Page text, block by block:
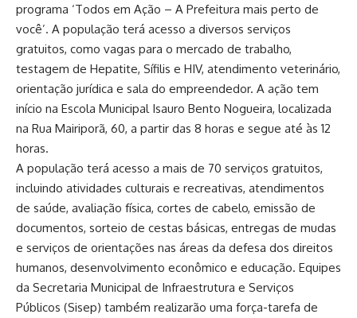
programa ‘Todos em Ação – A Prefeitura mais perto de
você’. A população terá acesso a diversos serviços
gratuitos, como vagas para o mercado de trabalho,
testagem de Hepatite, Sífilis e HIV, atendimento veterinário,
orientação jurídica e sala do empreendedor. A ação tem
início na Escola Municipal Isauro Bento Nogueira, localizada
na Rua Mairiporã, 60, a partir das 8 horas e segue até às 12
horas.
A população terá acesso a mais de 70 serviços gratuitos,
incluindo atividades culturais e recreativas, atendimentos
de saúde, avaliação física, cortes de cabelo, emissão de
documentos, sorteio de cestas básicas, entregas de mudas
e serviços de orientações nas áreas da defesa dos direitos
humanos, desenvolvimento econômico e educação. Equipes
da Secretaria Municipal de Infraestrutura e Serviços
Públicos (Sisep) também realizarão uma força-tarefa de